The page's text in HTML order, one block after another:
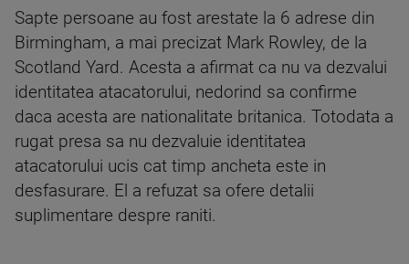
Sapte persoane au fost arestate la 6 adrese din
Birmingham, a mai precizat Mark Rowley, de la
Scotland Yard. Acesta a afirmat ca nu va dezvalui
identitatea atacatorului, nedorind sa confirme
daca acesta are nationalitate britanica. Totodata a
rugat presa sa nu dezvaluie identitatea
atacatorului ucis cat timp ancheta este in
desfasurare. El a refuzat sa ofere detalii
suplimentare despre raniti.